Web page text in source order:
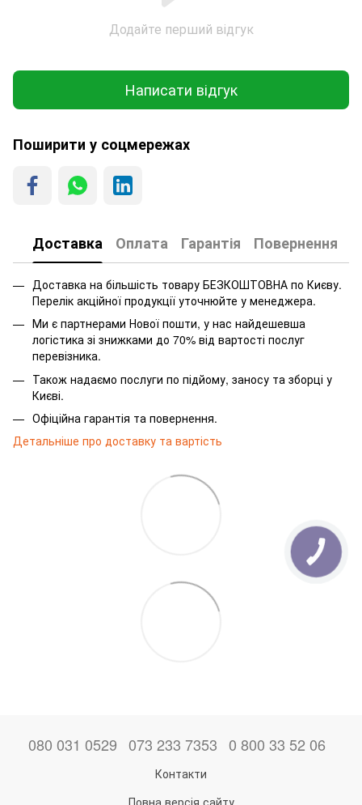
Додайте перший відгук
Написати відгук
Поширити у соцмережах
Доставка Оплата Гарантія Повернення
Доставка на більшість товару БЕЗКОШТОВНА по Києву.
Перелік акційної продукції уточнюйте у менеджера.
Ми є партнерами Нової пошти, у нас найдешевша
логістика зі знижками до 70% від вартості послуг
перевізника.
Також надаємо послуги по підйому, заносу та зборці у
Києві.
Офіційна гарантія та повернення.
Детальніше про доставку та вартість
080 031 0529 073 233 7353 0 800 33 52 06
Контакти
Повна версія сайту